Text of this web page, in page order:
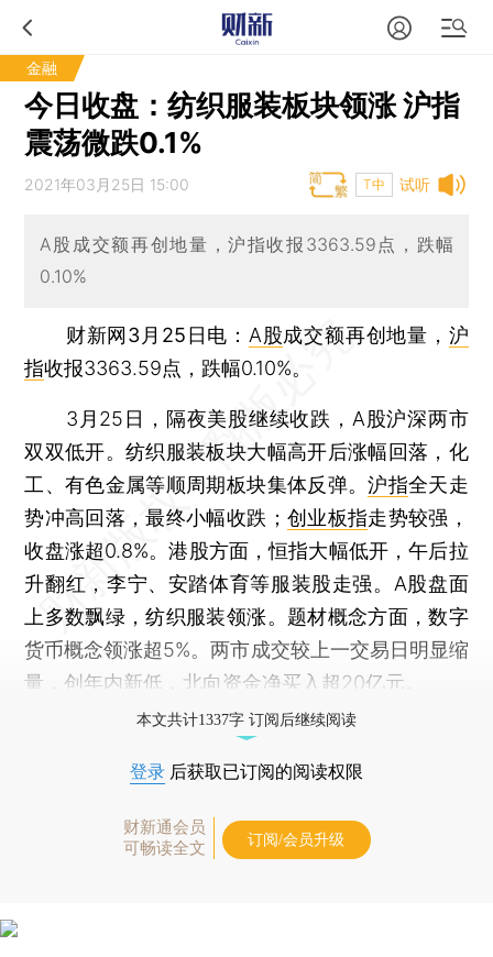
金融
今日收盘：纺织服装板块领涨 沪指
震荡微跌0.1%
试听
2021年03月25日 15:00 T中
A股成交额再创地量，沪指收报3363.59点，跌幅
0.10%
财新网3月25日电 ： A股成交额再创地量， 沪
指收报3363.59点，跌幅0.10%。
3月25日，隔夜美股继续收跌，A股沪深两市
双双低开。纺织服装板块大幅高开后涨幅回落，化
工、有色金属等顺周期板块集体反弹。沪指全天走
势冲高回落，最终小幅收跌； 创业板指走势较强，
收盘涨超0.8%。港股方面，恒指大幅低开，午后拉
升翻红，李宁、安踏体育等服装股走强。A股盘面
上多数飘绿，纺织服装领涨。题材概念方面，数字
货币概念领涨超5%。两市成交较上一交易日明显缩
量，创年内新低，北向资金净买入超20亿元。
本文共计1337字 订阅后继续阅读
登录 后获取已订阅的阅读权限
财新通会员
可畅读全文
订阅/会员升级